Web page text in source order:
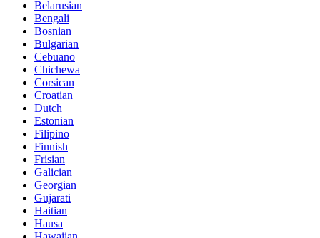
Belarusian
Bengali
Bosnian
Bulgarian
Cebuano
Chichewa
Corsican
Croatian
Dutch
Estonian
Filipino
Finnish
Frisian
Galician
Georgian
Gujarati
Haitian
Hausa